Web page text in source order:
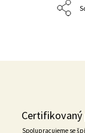
Spolupracujeme se